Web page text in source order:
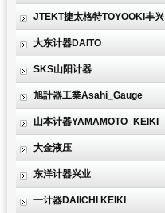
JTEKT捷太格特TOYOOKI丰兴
大东计器DAITO
SKS山阳计器
旭計器工業Asahi_Gauge
山本计器YAMAMOTO_KEIKI
大金液压
东洋计器兴业
一计器DAIICHI KEIKI